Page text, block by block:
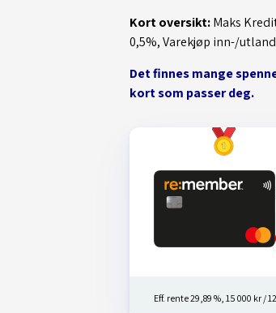
Kort oversikt:Maks
0,5%, Varekjøp inn-/
Det finnes mange
kort som passer deg.
Eff. rente 29,89 %, 15 000 kr /